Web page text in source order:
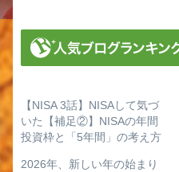
【NISA 3話】NISAして気づ
いた【補足②】NISAの年間
投資枠と「5年間」の考え方
2026年、新しい年の始まり